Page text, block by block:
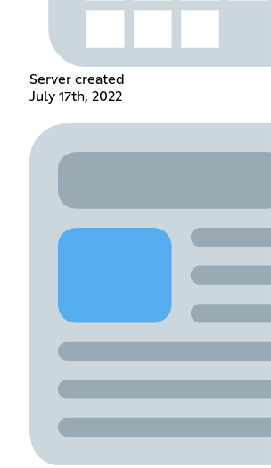
Server created
July 17th, 2022